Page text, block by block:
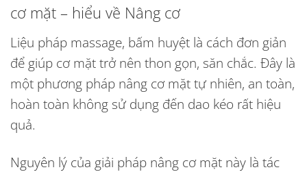
cơ mặt – hiểu về Nâng cơ
Liệu pháp massage, bấm huyệt là cách đơn giản
để giúp cơ mặt trở nên thon gọn, săn chắc. Đây là
một phương pháp nâng cơ mặt tự nhiên, an toàn,
hoàn toàn không sử dụng đến dao kéo rất hiệu
quả.
Nguyên lý của giải pháp nâng cơ mặt này là tác